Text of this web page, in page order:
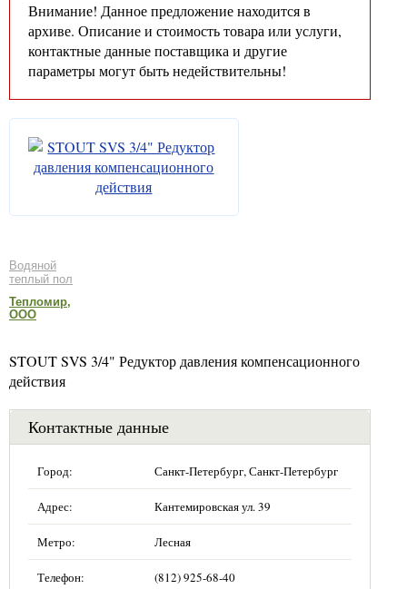
Внимание! Данное предложение находится в
архиве. Описание и стоимость товара или услуги,
контактные данные поставщика и другие
параметры могут быть недействительны!
Водяной
теплый пол
Тепломир,
ООО
STOUT SVS 3/4" Редуктор давления компенсационного
действия
Контактные данные
Город: Санкт-Петербург, Санкт-Петербург
Адрес: Кантемировская ул. 39
Метро: Лесная
Телефон: (812) 925-68-40